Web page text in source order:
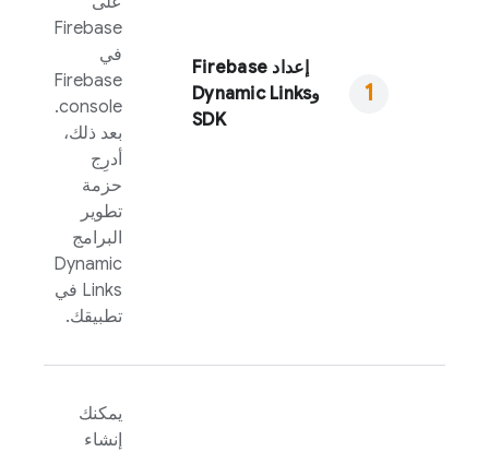
إعداد Firebase
وDynamic Links
SDK
Firebase
في
Firebase
console.
بعد ذلك،
أدرِج
حزمة
تطوير
البرامج
Dynamic
Links في
تطبيقك.
يمكنك
إنشاء